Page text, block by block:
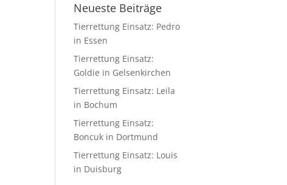
Neueste Beiträge
Tierrettung Einsatz: Pedro
in Essen
Tierrettung Einsatz:
Goldie in Gelsenkirchen
Tierrettung Einsatz: Leila
in Bochum
Tierrettung Einsatz:
Boncuk in Dortmund
Tierrettung Einsatz: Louis
in Duisburg